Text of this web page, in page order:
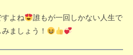
よね
誰もが一回しかない人生で
ましょう！